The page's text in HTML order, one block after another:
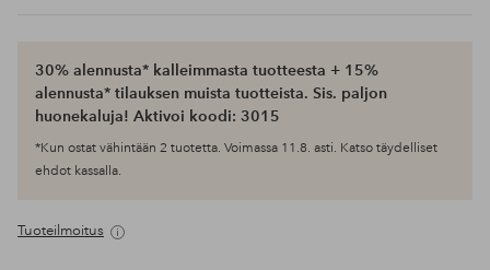
30% alennusta* kalleimmasta tuotteesta + 15%
alennusta* tilauksen muista tuotteista. Sis. paljon
huonekaluja! Aktivoi koodi: 3015
*Kun ostat vähintään 2 tuotetta. Voimassa 11.8. asti. Katso täydelliset
ehdot kassalla.
Tuoteilmoitus